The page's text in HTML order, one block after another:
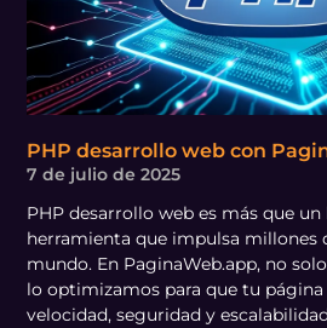
PHP desarrollo web con
7 de julio de 2025
PHP desarrollo web es más que un
herramienta que impulsa millones
mundo. En PaginaWeb.app, no
lo optimizamos para que tu
velocidad, seguridad y